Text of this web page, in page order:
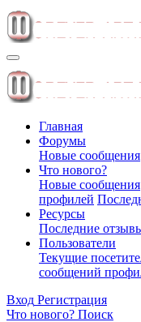
Главная
Форумы
Новые сообщения
Что нового?
Новые сообщения
профилей
Ресурсы
Последние
Пользователи
Текущие
сообщений
Вход Регистрация
Что нового? Поиск